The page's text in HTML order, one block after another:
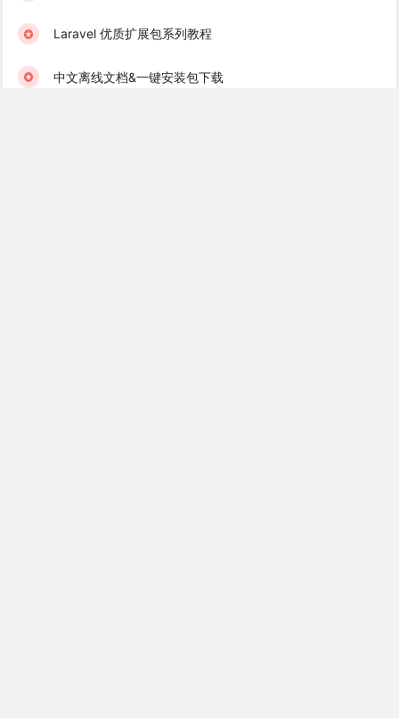
Laravel 优质扩展包系列教程
中文离线文档&一键安装包下载